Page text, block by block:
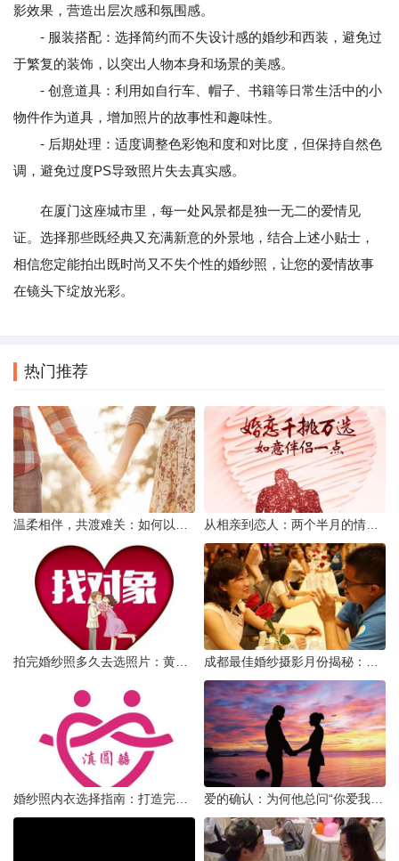
影效果，营造出层次感和氛围感。
- 服装搭配：选择简约而不失设计感的婚纱和西装，避免过
于繁复的装饰，以突出人物本身和场景的美感。
- 创意道具：利用如自行车、帽子、书籍等日常生活中的小
物件作为道具，增加照片的故事性和趣味性。
- 后期处理：适度调整色彩饱和度和对比度，但保持自然色
调，避免过度PS导致照片失去真实感。
在厦门这座城市里，每一处风景都是独一无二的爱情见
证。选择那些既经典又充满新意的外景地，结合上述小贴士，
相信您定能拍出既时尚又不失个性的婚纱照，让您的爱情故事
在镜头下绽放光彩。
热门推荐